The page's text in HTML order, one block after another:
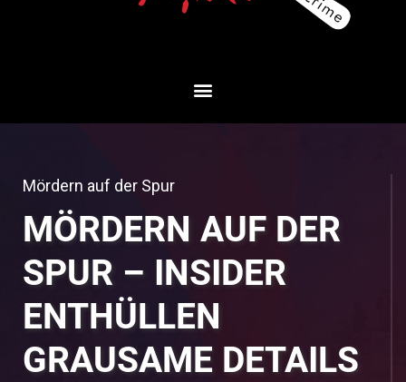
Mördern auf der Spur
MÖRDERN AUF DER
SPUR – INSIDER
ENTHÜLLEN
GRAUSAME DETAILS